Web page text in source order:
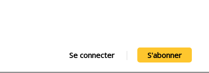
Se connecter S'abonner